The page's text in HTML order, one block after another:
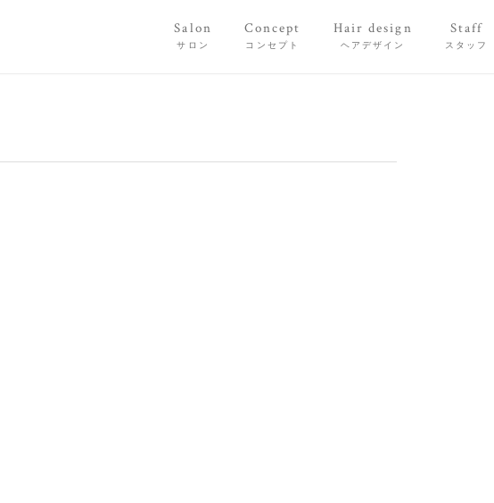
Salon
サロン
Concept
コンセプト
Hair design
ヘアデザイン
Staff
スタッフ